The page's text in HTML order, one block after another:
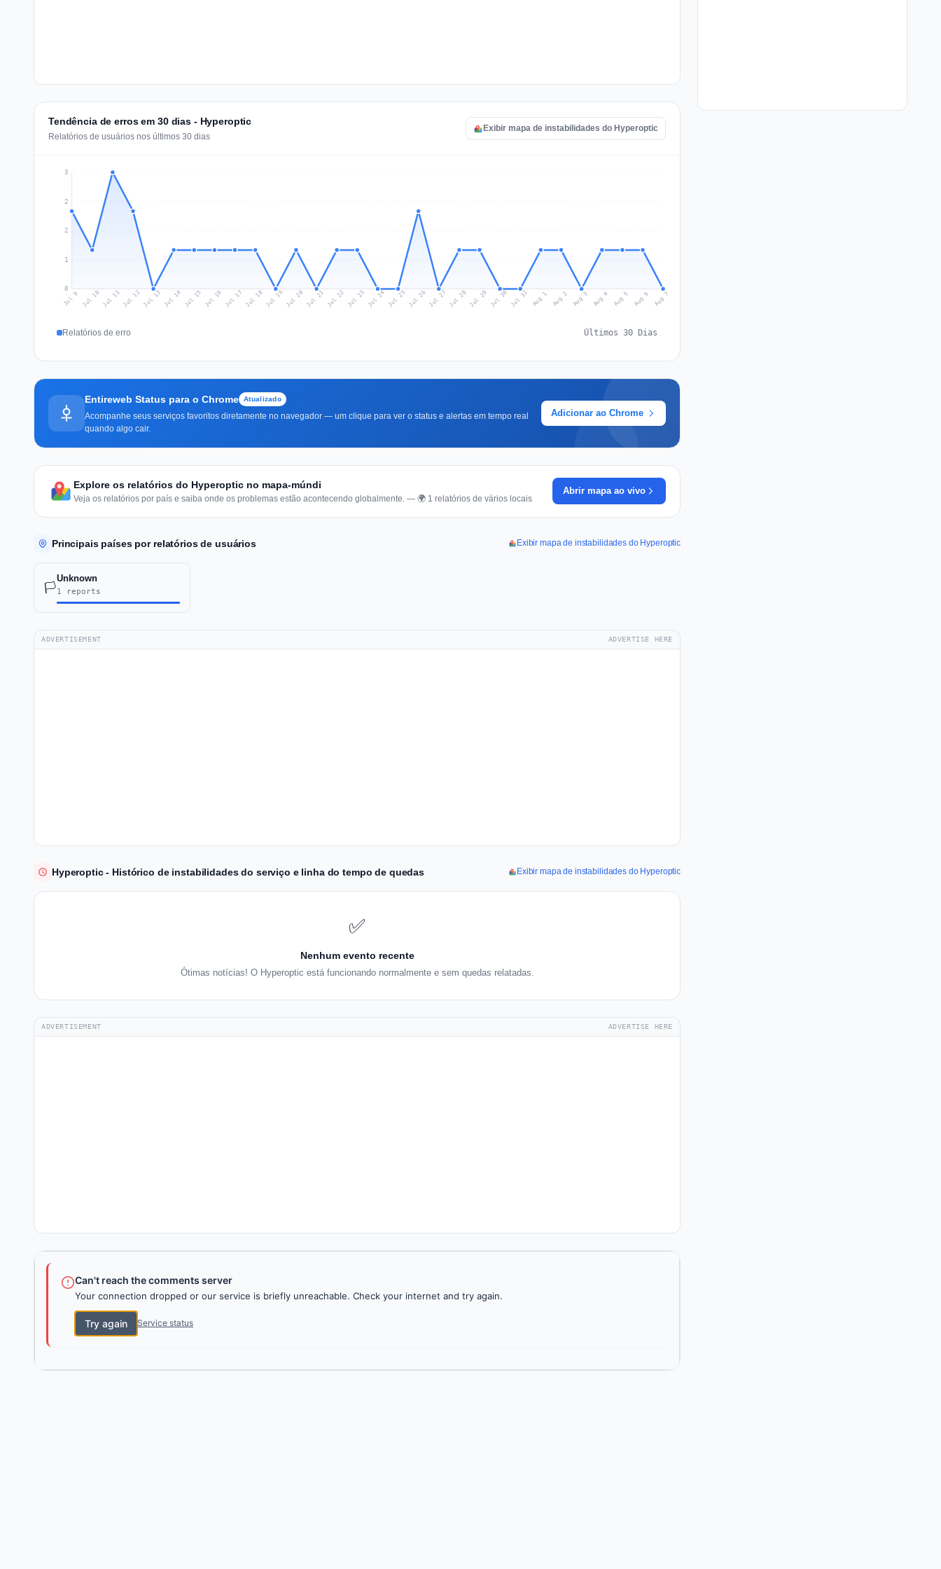
Tendência de erros em 30 dias - Hyperoptic
Relatórios de usuários nos últimos 30 dias
Exibir mapa de instabilidades do Hyperoptic
0
1
2
2
3
Jul 9 Jul 10 Jul 11Jul 12Jul 13 Jul 14 Jul 15 Jul 16 Jul 17 Jul 18Jul 19 Jul 20 Jul 21 Jul 22 Jul 23 Jul 24 Jul 25 Jul 26Jul 27 Jul 28Jul 29 Jul 30 Jul 31 Aug 1 Aug 2 Aug 3 Aug 4 Aug 5 Aug 6 Aug 7
Relatórios de erro Últimos 30 Dias
Entireweb Status para o Chrome Atualizado
Acompanhe seus serviços favoritos diretamente no navegador — um clique para ver o status e alertas em tempo real
quando algo cair.
Adicionar ao Chrome
Explore os relatórios do Hyperoptic no mapa-múndi
Veja os relatórios por país e saiba onde os problemas estão acontecendo globalmente. — 🌍 1 relatórios de vários locais
Abrir mapa ao vivo
Principais países por relatórios de usuários Exibir mapa de instabilidades do Hyperoptic
🏳️
Unknown
1 reports
ADVERTISEMENT ADVERTISE HERE
Hyperoptic - Histórico de instabilidades do serviço e linha do tempo de quedas Exibir mapa de instabilidades do Hyperoptic
✅
Nenhum evento recente
Ótimas notícias! O Hyperoptic está funcionando normalmente e sem quedas relatadas.
ADVERTISEMENT ADVERTISE HERE
Can't reach the comments server
Your connection dropped or our service is briefly unreachable. Check your internet and try again.
Try again Service status